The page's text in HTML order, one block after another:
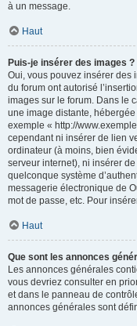
à un message.
Haut
Puis-je insérer des images ?
Oui, vous pouvez insérer des
du forum ont autorisé
images sur le forum. Dans le
une image distante,
exemple « http://
cependant ni insérer de lien
ordinateur (à moins, bien
serveur internet), ni insérer
quelconque système
messagerie électronique de
mot de passe, etc. Pour
Haut
Que sont les annonces
Les annonces générales
vous devriez consulter en
et dans le panneau de
annonces générales sont